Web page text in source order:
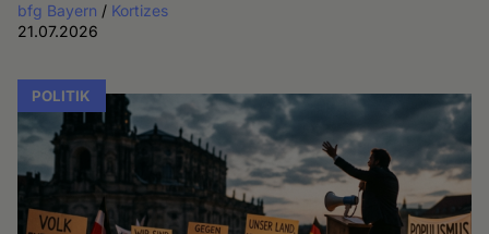
bfg Bayern / Kortizes
21.07.2026
POLITIK